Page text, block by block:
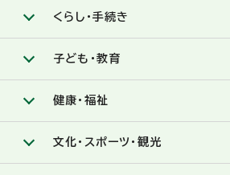
くらし・手続き
子ども・教育
健康・福祉
文化・スポーツ・観光